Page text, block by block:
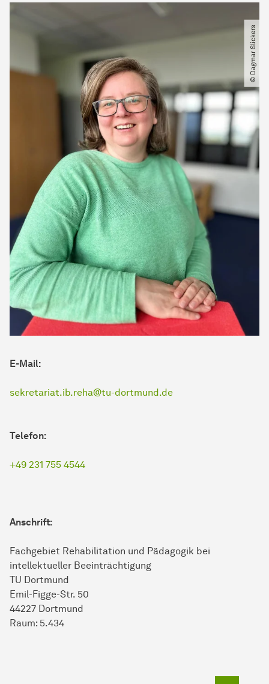
E-Mail:
sekretariat.ib.reha@tu-dortmund.de
Telefon:
+49 231 755 4544
Anschrift:
Fachgebiet Rehabilitation und Pädagogik bei
intellektueller Beeinträchtigung
TU Dortmund
Emil-Figge-Str. 50
44227 Dortmund
Raum: 5.434
© Dagmar Slickers